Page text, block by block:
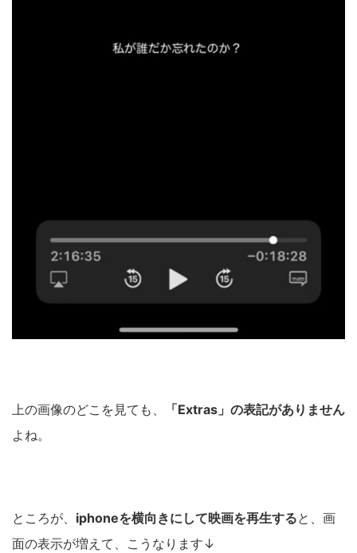
上の画像のどこを見ても、
「Extras」の表記がありません
よね。
ところが、 iphoneを横向きにして映画を再生すると、画
面の表示が増えて、こうなります↓